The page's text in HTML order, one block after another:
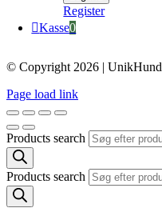
Register
Kasse0
© Copyright 2026 | UnikHund
Page load link
Products search
Products search